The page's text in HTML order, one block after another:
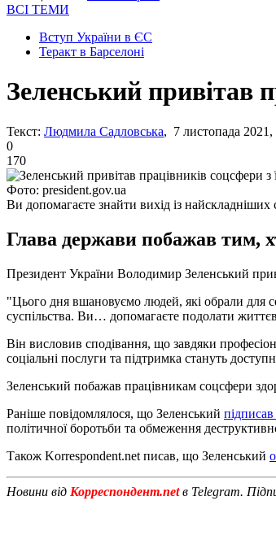
ВСІ ТЕМИ
Вступ України в ЄС
Теракт в Барселоні
Зеленський привітав
Текст: Людмила Садловська, 7 листопада 2021,
0
170
Фото: president.gov.ua
Ви допомагаєте знайти вихід із найскладніших
Глава держави побажав тим,
Президент України Володимир Зеленський
"Цього дня вшановуємо людей, які обрали для
суспільства. Ви… допомагаєте подолати
Він висловив сподівання, що завдяки
соціальні послуги та підтримка стануть
Зеленський побажав працівникам соцсфери
Раніше повідомлялося, що Зеленський підписав
політичної боротьби та обмеження
Також Korrespondent.net писав, що Зеленський
Новини від Корреспондент.netв Telegram.